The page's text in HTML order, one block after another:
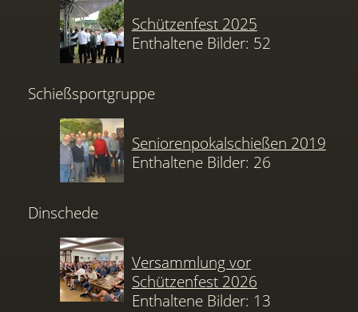
Schützenfest 2025
Enthaltene Bilder: 52
Schießsportgruppe
Seniorenpokalschießen 2019
Enthaltene Bilder: 26
Dinschede
Versammlung vor
Schützenfest 2026
Enthaltene Bilder: 13